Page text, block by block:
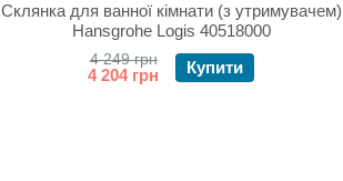
Склянка для ванної кімнати (з утримувачем)
Hansgrohe Logis 40518000
4 249 грн
4 204 грн Купити